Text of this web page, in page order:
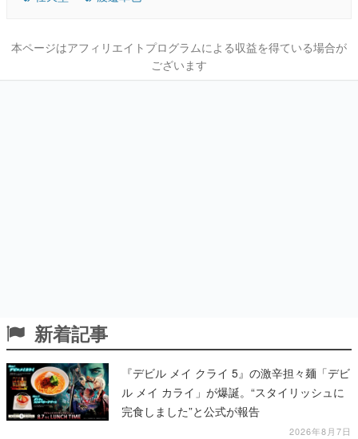
本ページはアフィリエイトプログラムによる収益を得ている場合が
ございます
新着記事
『デビル メイ クライ 5』の激辛担々麺「デビ
ル メイ カライ」が爆誕。“スタイリッシュに
完食しました”と公式が報告
2026年8月7日